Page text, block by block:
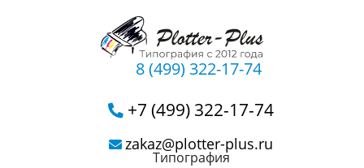
8 (499) 322-17-74
+7 (499) 322-17-74
zakaz@plotter-plus.ru
Типография